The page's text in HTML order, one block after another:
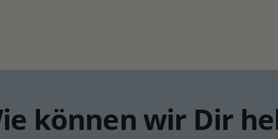
können wir Dir